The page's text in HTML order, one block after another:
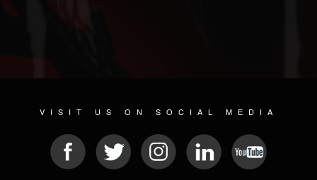
VISIT US ON SOCIAL MEDIA